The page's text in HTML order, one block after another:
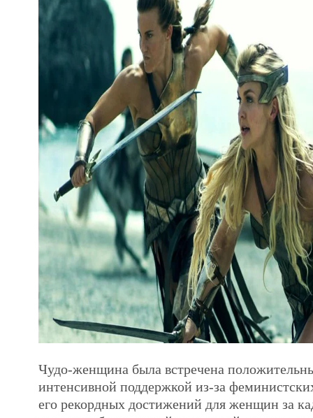
Чудо-женщина была встречена
интенсивной поддержкой из-за
его рекордных достижений для женщин за